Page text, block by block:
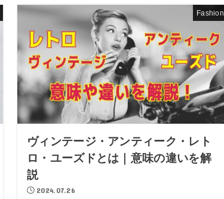
Fashion
ヴィンテージ・アンティーク・レト
ロ・ユーズドとは｜意味の違いを解
説
2024.07.26